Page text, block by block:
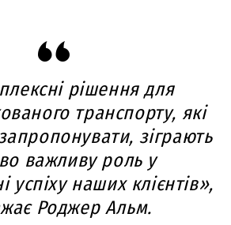
рішення для
транспорту, які
зіграють
важливу роль у
успіху наших клієнтів»,
Роджер Альм.